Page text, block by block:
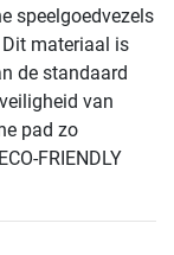
speelgoedvezels
Dit materiaal is
de standaard
van
pad zo
FRIENDLY